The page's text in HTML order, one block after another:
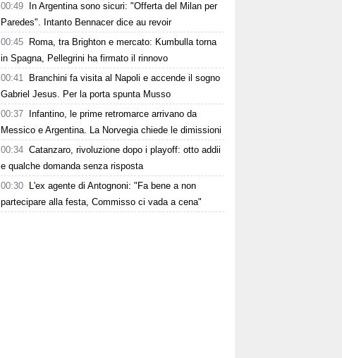
00:49
In Argentina sono sicuri: "Offerta del Milan per
Paredes". Intanto Bennacer dice au revoir
00:45
Roma, tra Brighton e mercato: Kumbulla torna
in Spagna, Pellegrini ha firmato il rinnovo
00:41
Branchini fa visita al Napoli e accende il sogno
Gabriel Jesus. Per la porta spunta Musso
00:37
Infantino, le prime retromarce arrivano da
Messico e Argentina. La Norvegia chiede le dimissioni
00:34 Catanzaro, rivoluzione dopo i playoff: otto addii
e qualche domanda senza risposta
00:30
L'ex agente di Antognoni: "Fa bene a non
partecipare alla festa, Commisso ci vada a cena"